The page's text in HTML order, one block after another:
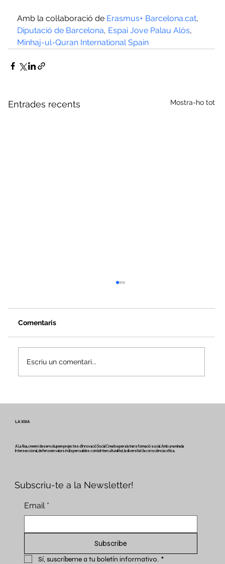
Amb la col·laboració de Erasmus+ Barcelona.cat,
Diputació de Barcelona, Espai Jove Palau Alòs,
Minhaj-ul-Quran International Spain
Entrades recents Mostra-ho tot
Comentaris
Escriu un comentari...
LA XIXA
A La Xixa, creem i desenvolupem projectes d'Innovació Social Creativa per a la transformació social. Amb una mirada
Interseccional, defensem valors indispensables com la Interculturalitat, la diversitat i la consciència crítica.
Subscriu-te a la Newsletter!
Email *
Subscribe
Sí, suscríbeme a tu boletín informativo. *